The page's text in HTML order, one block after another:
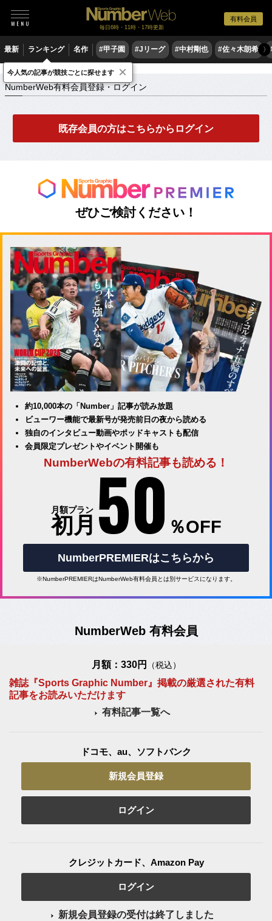
有料会員
毎日6時・11時・17時更新
最新 ランキング 名作 #甲子園 #Jリーグ #中村剛也 #佐々木朗希 〉
NumberWeb有料会員登録・ログイン
NumberWeb有料会員登録・ログイン
既存会員の方はこちらからログイン
ぜひご検討ください！
約10,000本の「Number」記事が読み放題
ビューワー機能で最新号が発売前日の夜から読める
独自のインタビュー動画やポッドキャストも配信
会員限定プレゼントやイベント開催も
NumberWebの有料記事も読める！
月額プラン
初月 50 ％OFF
NumberPREMIERはこちらから
※NumberPREMIERはNumberWeb有料会員とは別サービスになります。
NumberWeb 有料会員
月額：330円 （税込）
雑誌『Sports Graphic Number』掲載の厳選された有料
記事をお読みいただけます
有料記事一覧へ
ドコモ、au、ソフトバンク
新規会員登録
ログイン
クレジットカード、Amazon Pay
ログイン
新規会員登録の受付は終了しました
今人気の記事が競技ごとに探せます ×